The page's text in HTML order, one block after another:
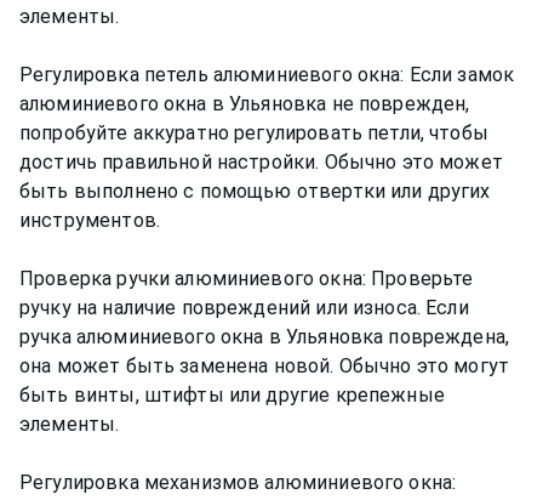
элементы.
Регулировка петель алюминиевого окна: Если замок
алюминиевого окна в Ульяновка не поврежден,
попробуйте аккуратно регулировать петли, чтобы
достичь правильной настройки. Обычно это может
быть выполнено с помощью отвертки или других
инструментов.
Проверка ручки алюминиевого окна: Проверьте
ручку на наличие повреждений или износа. Если
ручка алюминиевого окна в Ульяновка повреждена,
она может быть заменена новой. Обычно это могут
быть винты, штифты или другие крепежные
элементы.
Регулировка механизмов алюминиевого окна: